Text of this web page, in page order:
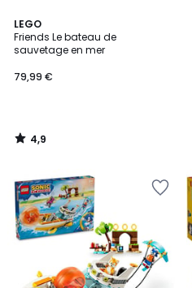
LEGO
Friends Le bateau de
sauvetage en mer
79,99 €
4,9
/ 5
4,9
/